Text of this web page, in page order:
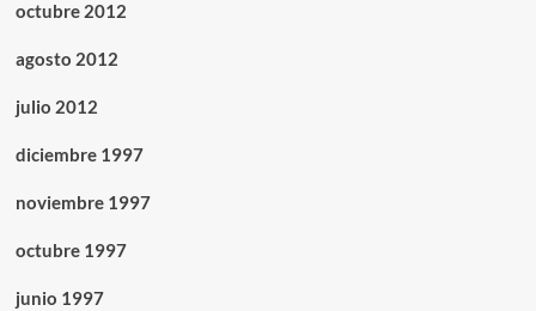
octubre 2012
agosto 2012
julio 2012
diciembre 1997
noviembre 1997
octubre 1997
junio 1997